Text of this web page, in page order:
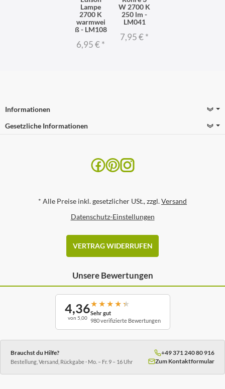
Lampe
2700 K
warmwei
ß - LM108
6,95 €*
W 2700 K
250 lm -
LM041
7,95 €*
Informationen
Gesetzliche Informationen
* Alle Preise inkl. gesetzlicher USt., zzgl.Versand
Datenschutz-Einstellungen
VERTRAG WIDERRUFEN
Unsere Bewertungen
4,36
von 5,00
★ ★ ★ ★ ★
Sehr gut
980 verifizierte Bewertungen
Brauchst du Hilfe?
Bestellung, Versand, Rückgabe · Mo. – Fr. 9 – 16 Uhr
+49 371 240 80 916
Zum Kontaktformular